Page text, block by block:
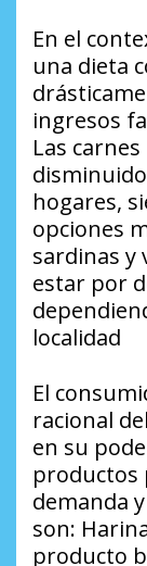
En el
una dieta
ingresos
Las
hogares,
opciones
sardinas y
estar por
localidad
El
racional
en su
productos
demanda
son:
producto